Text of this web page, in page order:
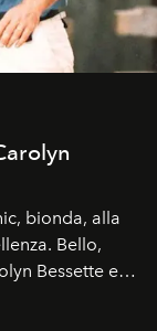
bionda, alla
Bello,
Bessette e
storia